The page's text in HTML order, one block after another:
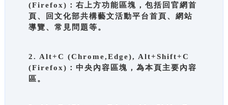
(Firefox)：右上方功能區塊，包括回官網首
頁、回文化部共構藝文活動平台首頁、網站
導覽、常見問題等。
2. Alt+C (Chrome,Edge), Alt+Shift+C
(Firefox)：中央內容區塊，為本頁主要內容
區。